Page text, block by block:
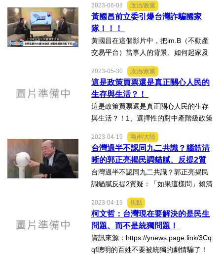
「惡遭吳正己…等，違法以『公費』反
告筆者十餘案」之間，筆者頻繁交叉出
庭於地檢署、地院、高院...
2023-06-08 政治/政黨
黃國昌前立委引爆台灣詐騙國家
隊！！！
黃國昌在這個影片中，把im.B（不動產
交易平台）當事人的背景、如何起家及
得最清楚完整，讓想瞭解這個案子的人
不會再霧裡看花。很不錯！黃國昌值得
喝彩。資訊來源：https://y...
2023-05-30 政治/政黨
這是政策買票還是真正關心人民的
生存與生活？！
這是政策買票還是真正關心人民的生存
與生活？！1、選擇性的對中產階級政策
義？2、只有今年要選舉才有補助、往後
每年都會有同樣的補助嗎？3、勞工、軍
公教、警消的退休年金...
2023-04-19 兩岸/大陸
台灣過半不認同九二共識？腦筋清
晰的郭正亮揭民調貓膩、反提2質
疑：「如果這樣問」賴清德可能沒
法回答！
台灣過半不認同九二共識？郭正亮揭民
調貓膩反提2質疑：「如果這樣問」賴清
w.news.yahoo.com/%E5%8F%B0%E
7%81%A3%E9%81%8E%E5%8D%8
A%E4%B8%8D%E8%AA%8D%E5%9
0%8C%E4%...
2023-04-19 焦點
柯文哲：台灣現在要解決的是民生
問題、而不是統獨問題！
資訊來源：https://ynews.page.link/3Cq
qf聰明的百姓不要被統獨的劇情騙了！